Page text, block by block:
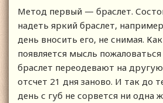
Метод первый — браслет.
надеть яркий браслет,
день вносить его, не снимая.
появляется мысль
браслет переодевают на
отсчет 21 дня заново. И так до
день с губ не сорвется ни одна